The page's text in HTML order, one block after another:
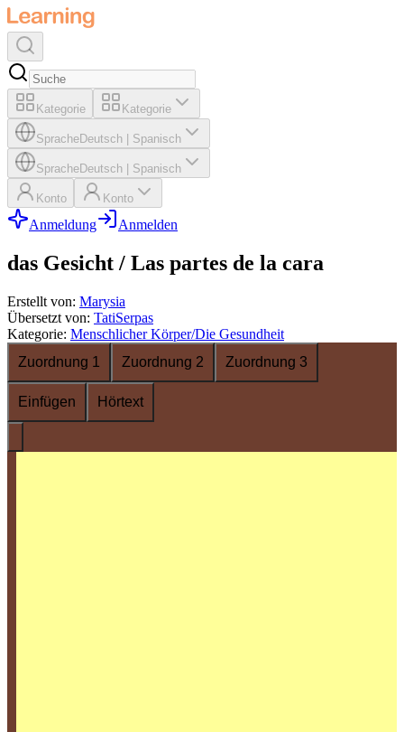
Kategorie Kategorie
SpracheDeutsch Spanisch
SpracheDeutsch Spanisch
Konto Konto
Anmeldung Anmelden
das Gesicht / Las partes de la cara
Erstellt von: Marysia
Übersetzt von: TatiSerpas
Kategorie: Menschlicher Körper/Die Gesundheit
Zuordnung 1
Zuordnung 2 Zuordnung 3
Einfügen Hörtext